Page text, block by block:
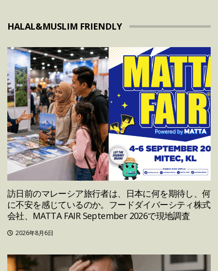
HALAL&MUSLIM FRIENDLY
訪日前のマレーシア旅行者は、日本に何を期待し、何
に不安を感じているのか。フードダイバーシティ株式
会社、MATTA FAIR September 2026で現地調査
2026年8月6日